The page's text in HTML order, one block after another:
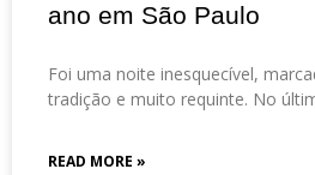
ano em São Paulo
Foi uma noite inesquecível,
tradição e muito requinte. No
READ MORE »